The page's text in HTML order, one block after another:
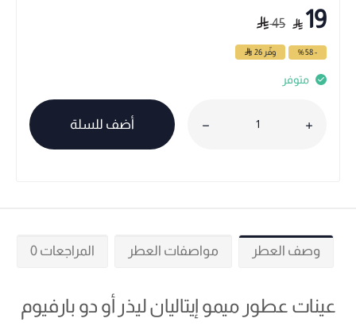
19
45
- 58 % وفّر 26
متوفر
أضف للسلة
وصف العطر مواصفات العطر المراجعات 0
عينات عطور ميمو إيتاليان ليذر أو دو بارفيوم